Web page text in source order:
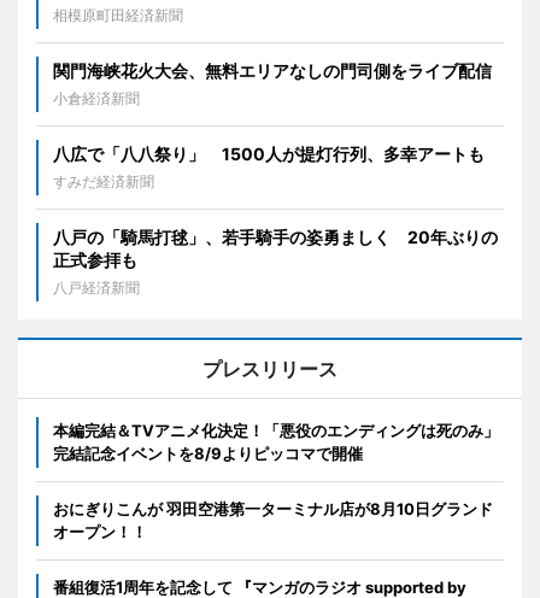
相模原町田経済新聞
関門海峡花火大会、無料エリアなしの門司側をライブ配信
小倉経済新聞
八広で「八八祭り」 1500人が提灯行列、多幸アートも
すみだ経済新聞
八戸の「騎馬打毬」、若手騎手の姿勇ましく 20年ぶりの
正式参拝も
八戸経済新聞
プレスリリース
本編完結＆TVアニメ化決定！「悪役のエンディングは死のみ」
完結記念イベントを8/9よりピッコマで開催
おにぎりこんが 羽田空港第一ターミナル店が8月10日グランド
オープン！！
番組復活1周年を記念して 『マンガのラジオ supported by